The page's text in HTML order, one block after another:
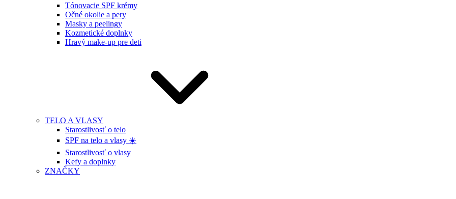
Tónovacie SPF krémy
Očné okolie a pery
Masky a peelingy
Kozmetické doplnky
Hravý make-up pre deti
TELO A VLASY
Starostlivosť o telo
SPF na telo a vlasy ☀️
Starostlivosť o vlasy
Kefy a doplnky
ZNAČKY